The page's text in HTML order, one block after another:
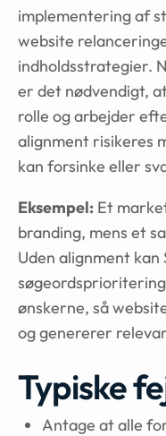
implementering af
website
indholdsstrategier.
er det nødvendigt,
rolle og arbejder
alignment risikeres
kan forsinke eller
Eksempel: Et
branding, mens et
Uden alignment
ønskerne, så
og genererer
Typiske
Antage at alle